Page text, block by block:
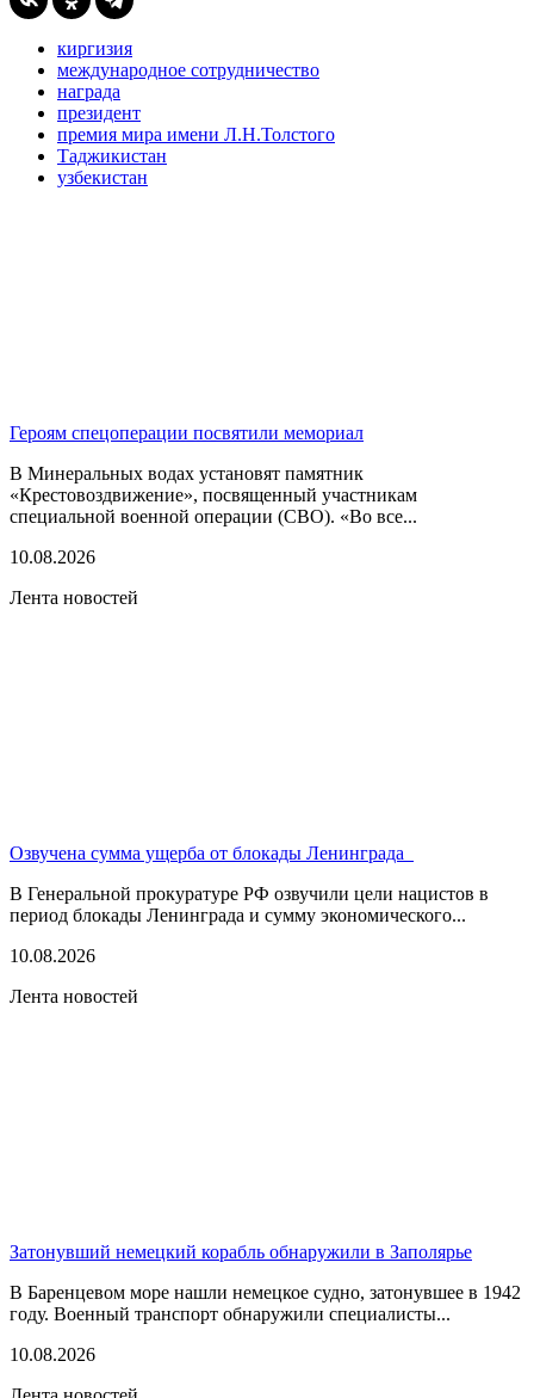
киргизия
международное сотрудничество
награда
президент
премия мира имени Л.Н.Толстого
Таджикистан
узбекистан
Героям спецоперации посвятили мемориал
В Минеральных водах установят памятник
«Крестовоздвижение», посвященный участникам
специальной военной операции (СВО). «Во все...
10.08.2026
Лента новостей
Озвучена сумма ущерба от блокады Ленинграда
В Генеральной прокуратуре РФ озвучили цели нацистов в
период блокады Ленинграда и сумму экономического...
10.08.2026
Лента новостей
Затонувший немецкий корабль обнаружили в Заполярье
В Баренцевом море нашли немецкое судно, затонувшее в 1942
году. Военный транспорт обнаружили специалисты...
10.08.2026